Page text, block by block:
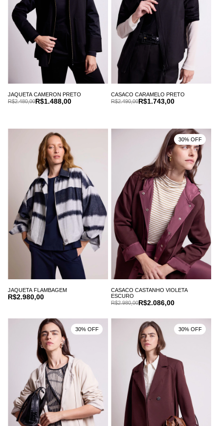
JAQUETA CAMERON PRETO
R$1.488,00
R$2.480,00
CASACO CARAMELO PRETO
R$1.743,00
R$2.490,00
JAQUETA FLAMBAGEM
R$2.980,00
CASACO CASTANHO VIOLETA
ESCURO
R$2.086,00
R$2.980,00
30% OFF
30% OFF 30% OFF